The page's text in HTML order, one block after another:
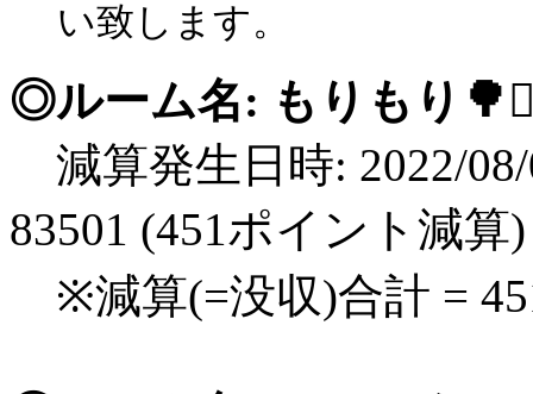
い致します。
◎ルーム名: もりもり
減算発生日時: 2022/
83501 (451ポイント減算)
※減算(=没収)合計 =